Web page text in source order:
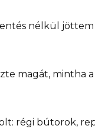
nélkül
magát, mintha
régi bútorok,